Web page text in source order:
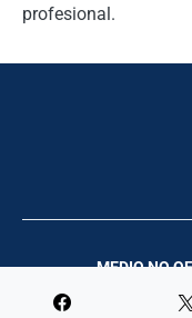
profesional.
MEDIO NO
Palco